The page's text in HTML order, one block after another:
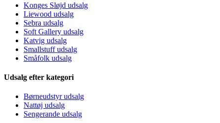
Konges Sløjd udsalg
Liewood udsalg
Sebra udsalg
Soft Gallery udsalg
Katvig udsalg
Smallstuff udsalg
Småfolk udsalg
Udsalg efter kategori
Børneudstyr udsalg
Nattøj udsalg
Sengerande udsalg